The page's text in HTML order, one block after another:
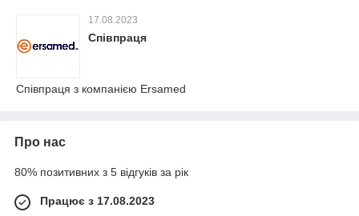
17.08.2023
Співпраця
Співпраця з компанією Ersamed
Про нас
80% позитивних з 5 відгуків за рік
Працює з 17.08.2023